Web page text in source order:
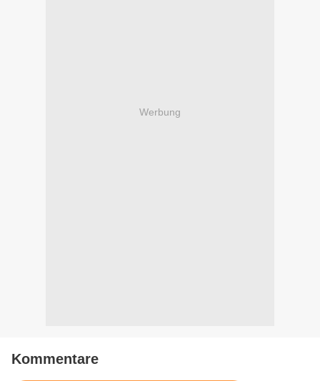
Werbung
Kommentare